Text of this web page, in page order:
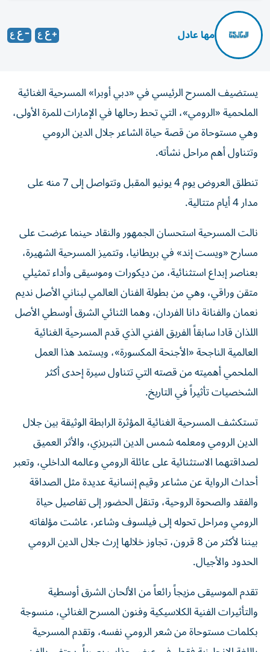
مها عادل
يستضيف المسرح الرئيسي في «دبي أوبرا» المسرحية الغنائية
الملحمية «الرومي»، التي تحط رحالها في الإمارات للمرة الأولى،
وهي مستوحاة من قصة حياة الشاعر جلال الدين الرومي
وتتناول أهم مراحل نشأته.
تنطلق العروض يوم 4 يونيو المقبل وتتواصل إلى 7 منه على
مدار 4 أيام متتالية.
نالت المسرحية استحسان الجمهور والنقاد حينما عرضت على
مسارح «ويست إند» في بريطانيا، وتتميز المسرحية الشهيرة،
بعناصر إبداع استثنائية، من ديكورات وموسيقى وأداء تمثيلي
متقن وراقي، وهي من بطولة الفنان العالمي لبناني الأصل نديم
نعمان والفنانة دانا الفردان، وهما الثنائي الشرق أوسطي الأصل
اللذان قادا سابقاً الفريق الفني الذي قدم المسرحية الغنائية
العالمية الناجحة «الأجنحة المكسورة»، ويستمد هذا العمل
الملحمي أهميته من قصته التي تتناول سيرة إحدى أكثر
الشخصيات تأثيراً في التاريخ.
تستكشف المسرحية الغنائية المؤثرة الرابطة الوثيقة بين جلال
الدين الرومي ومعلمه شمس الدين التبريزي، والأثر العميق
لصداقتهما الاستثنائية على عائلة الرومي وعالمه الداخلي، وتعبر
أحداث الرواية عن مشاعر وقيم إنسانية عديدة مثل الصداقة
والفقد والصحوة الروحية، وتنقل الحضور إلى تفاصيل حياة
الرومي ومراحل تحوله إلى فيلسوف وشاعر، عاشت مؤلفاته
بيننا لأكثر من 8 قرون، تجاوز خلالها إرث جلال الدين الرومي
الحدود والأجيال.
تقدم الموسيقى مزيجاً رائعاً من الألحان الشرق أوسطية
والتأثيرات الفنية الكلاسيكية وفنون المسرح الغنائي، منسوجة
بكلمات مستوحاة من شعر الرومي نفسه، وتقدم المسرحية